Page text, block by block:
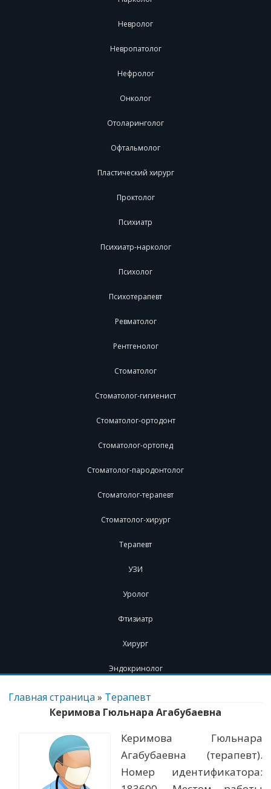
Невролог
Невропатолог
Нефролог
Онколог
Отоларинголог
Офтальмолог
Пластический хирург
Проктолог
Психиатр
Психиатр-нарколог
Психолог
Психотерапевт
Ревматолог
Рентгенолог
Стоматолог
Стоматолог-гигиенист
Стоматолог-ортодонт
Стоматолог-ортопед
Стоматолог-пародонтолог
Стоматолог-терапевт
Стоматолог-хирург
Терапевт
УЗИ
Уролог
Фтизиатр
Хирург
Эндокринолог
Перейти
содержимому
Главная страница » Терапевт
Керимова Гюльнара Агабубаевна
Керимова Гюльнара
Агабубаевна (терапевт).
Номер идентификатора: